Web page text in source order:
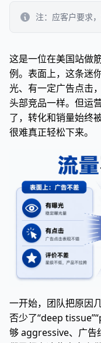
注：应客户要求
这是一位在美国站做
例。表面上，这条迷
光、有一定广告点击
头部竞品一样。但运
了，转化和销量始终
很难真正轻松下来。
一开始，团队把原因
否少了“deep
够 aggressive、广告